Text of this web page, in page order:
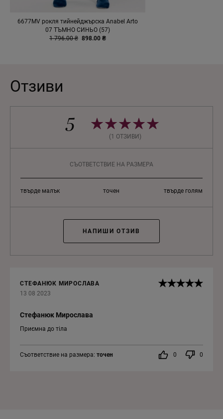
6677MV рокля тийнейджърска Anabel Arto
07 ТЪМНО СИНЬО (57)
1 796.00 ₴ 898.00 ₴
Отзиви
5
(1 ОТЗИВИ)
СЪОТВЕТСТВИЕ НА РАЗМЕРА
твърде малък точен твърде голям
НАПИШИ ОТЗИВ
СТЕФАНЮК МИРОСЛАВА
13 08 2023
Стефанюк Мирослава
Приємна до тіла
Съответствие на размера: точен 0 0